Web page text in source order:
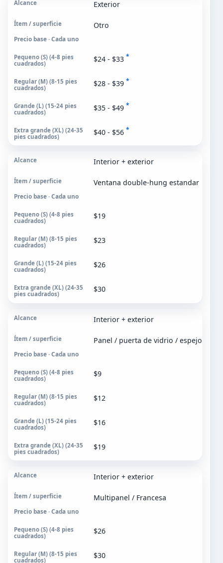
Exterior
Otro
Precio base · Cada uno
$24 - $33 *
$28 - $39 *
$35 - $49 *
$40 - $56 *
Interior + exterior
Ventana double-hung estandar
Precio base · Cada uno
$19
$23
$26
$30
Interior + exterior
Panel / puerta de vidrio / espejo
Precio base · Cada uno
$9
$12
$16
$19
Interior + exterior
Multipanel / Francesa
Precio base · Cada uno
$26
$30